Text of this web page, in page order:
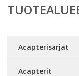
Adapterisarjat
Adapterit